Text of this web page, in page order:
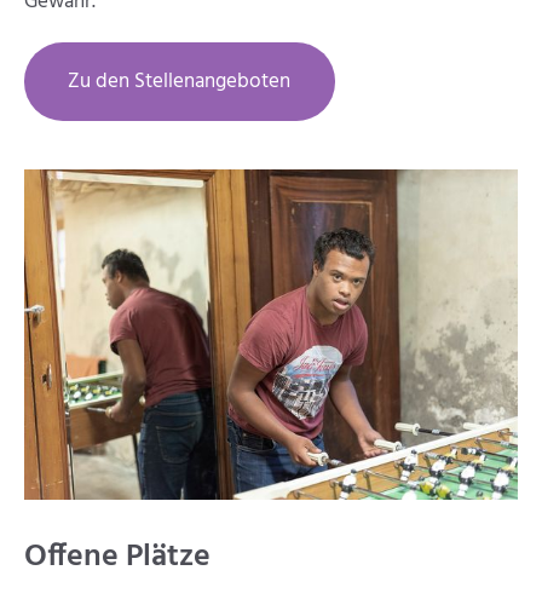
Zu den Stellenangeboten
Offene Plätze